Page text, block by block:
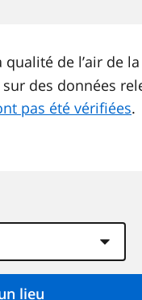
de l’air de la
des données
pas été vérifiées.